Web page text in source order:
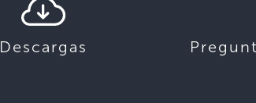
Descargas